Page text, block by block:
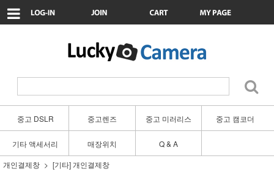
중고 DSLR 중고렌즈 중고 미러리스 중고 캠코더
기타 액세서리 매장위치
Q & A
개인결제창
[기타] 개인결제창